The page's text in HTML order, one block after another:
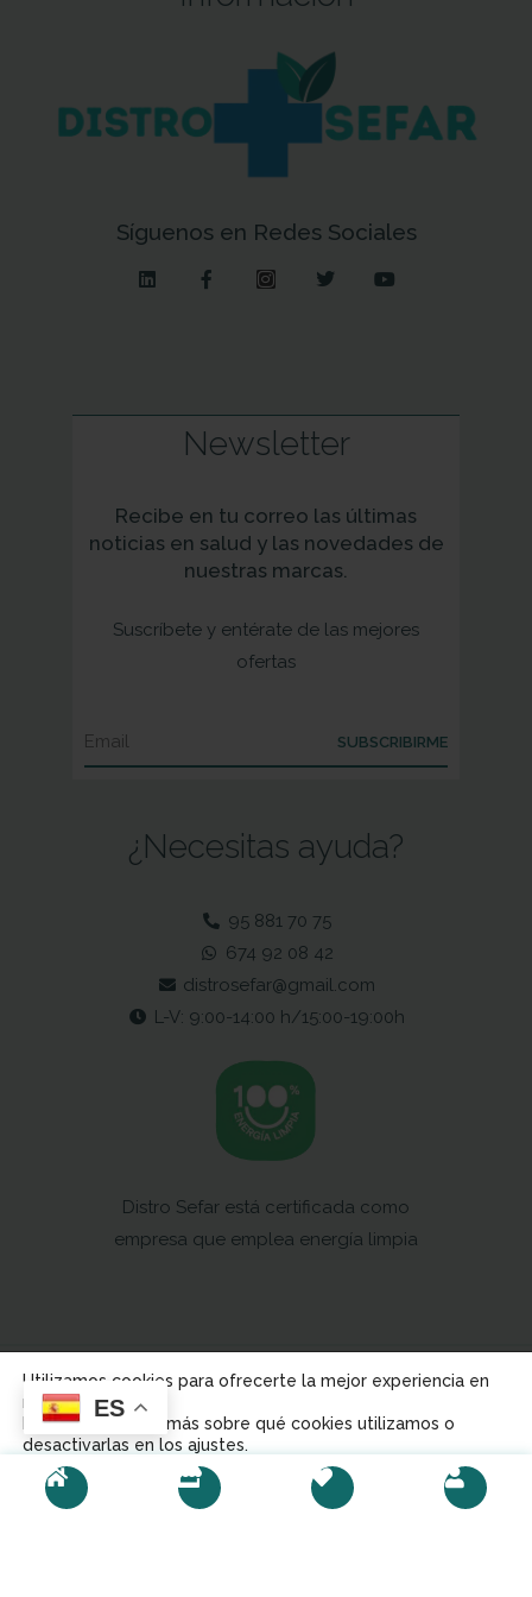
Síguenos en Redes Sociales
Newsletter
Recibe en tu correo las últimas
noticias en salud y las novedades de
nuestras marcas.
Suscríbete y entérate de las mejores
ofertas
SUBSCRIBIRME
¿Necesitas ayuda?
95 881 70 75
674 92 08 42
distrosefar@gmail.com
L-V: 9:00-14:00 h/15:00-19:00h
Distro Sefar está certificada como
empresa que emplea energía limpia
Aviso Legal Política de Cookies
© 2023,Distro Sefar.Desarrollado por CrecerNK.
ES
Utilizamos cookies para ofrecerte la mejor experiencia en
nuestra web.
Puedes aprender más sobre qué cookies utilizamos o
desactivarlas en los ajustes.
Aceptar Rechazar Ajustes